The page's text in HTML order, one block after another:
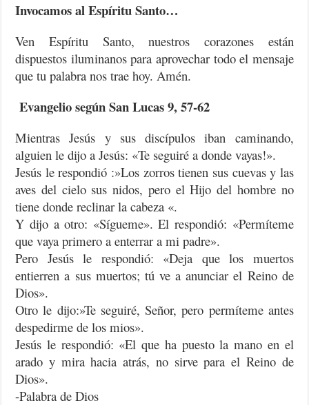
Invocamos al Espíritu Santo…
Ven Espíritu Santo, nuestros corazones están
dispuestos iluminanos para aprovechar todo el mensaje
que tu palabra nos trae hoy. Amén.
Evangelio según San Lucas 9, 57-62
Mientras Jesús y sus discípulos iban caminando,
alguien le dijo a Jesús: «Te seguiré a donde vayas!».
Jesús le respondió :»Los zorros tienen sus cuevas y las
aves del cielo sus nidos, pero el Hijo del hombre no
tiene donde reclinar la cabeza «.
Y dijo a otro: «Sígueme». El respondió: «Permíteme
que vaya primero a enterrar a mi padre».
Pero Jesús le respondió: «Deja que los muertos
entierren a sus muertos; tú ve a anunciar el Reino de
Dios».
Otro le dijo:»Te seguiré, Señor, pero permíteme antes
despedirme de los mios».
Jesús le respondió: «El que ha puesto la mano en el
arado y mira hacia atrás, no sirve para el Reino de
Dios».
-Palabra de Dios